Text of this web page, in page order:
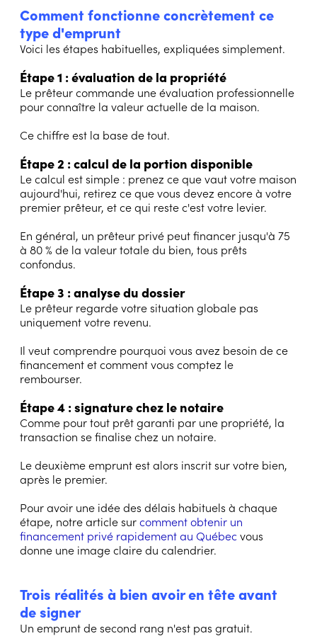
Comment fonctionne concrètement ce
type d'emprunt
Voici les étapes habituelles, expliquées simplement.
Étape 1 : évaluation de la propriété
Le prêteur commande une évaluation professionnelle
pour connaître la valeur actuelle de la maison.
Ce chiffre est la base de tout.
Étape 2 : calcul de la portion disponible
Le calcul est simple : prenez ce que vaut votre maison
aujourd'hui, retirez ce que vous devez encore à votre
premier prêteur, et ce qui reste c'est votre levier.
En général, un prêteur privé peut financer jusqu'à 75
à 80 % de la valeur totale du bien, tous prêts
confondus.
Étape 3 : analyse du dossier
Le prêteur regarde votre situation globale pas
uniquement votre revenu.
Il veut comprendre pourquoi vous avez besoin de ce
financement et comment vous comptez le
rembourser.
Étape 4 : signature chez le notaire
Comme pour tout prêt garanti par une propriété, la
transaction se finalise chez un notaire.
Le deuxième emprunt est alors inscrit sur votre bien,
après le premier.
Pour avoir une idée des délais habituels à chaque
étape, notre article surcomment obtenir un
financement privé rapidement au Québecvous
donne une image claire du calendrier.
Trois réalités à bien avoir en tête avant
de signer
Un emprunt de second rang n'est pas gratuit.